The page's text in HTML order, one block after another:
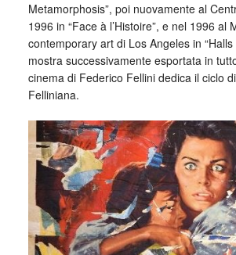
Metamorphosis”, poi nuovamente al
1996 in “Face à l’Histoire”, e nel 1996 al
contemporary art di Los Angeles in “Halls
mostra successivamente esportata in
cinema di Federico Fellini dedica il ciclo
Felliniana.